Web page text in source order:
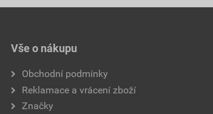
Vše o nákupu
Obchodní podmínky
Reklamace a vrácení zboží
Značky